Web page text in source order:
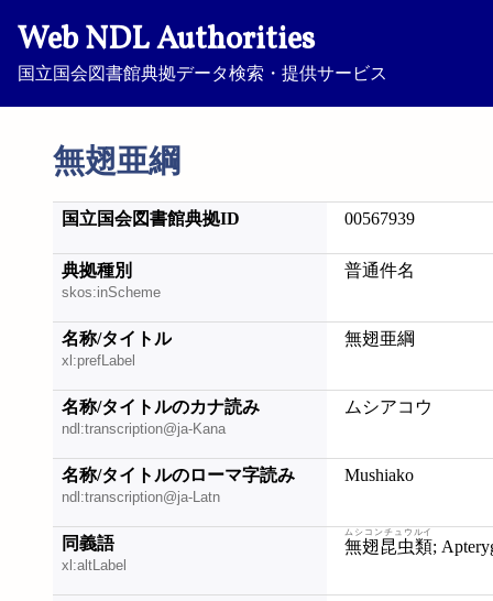
Web NDL Authorities
国立国会図書館典拠データ検索・提供サービス
無翅亜綱
国立国会図書館典拠ID 00567939
典拠種別
skos:inScheme
普通件名
名称/タイトル
xl:prefLabel
無翅亜綱
名称/タイトルのカナ読み
ndl:transcription@ja-Kana
ムシアコウ
名称/タイトルのローマ字読み
ndl:transcription@ja-Latn
Mushiako
同義語
xl:altLabel
無翅昆虫類
ムシコンチュウルイ
;